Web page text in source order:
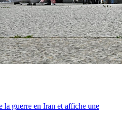
la guerre en Iran et affiche une